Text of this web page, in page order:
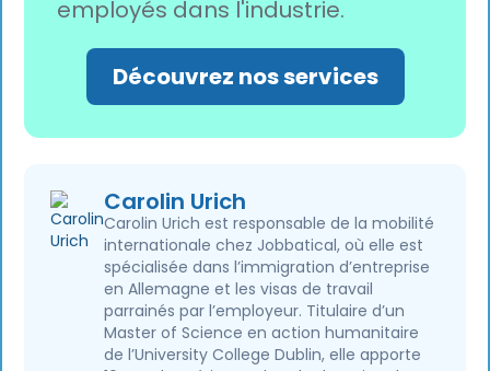
employés dans l'industrie.
Découvrez nos services
Carolin Urich
Carolin Urich est responsable de la mobilité
internationale chez Jobbatical, où elle est
spécialisée dans l’immigration d’entreprise
en Allemagne et les visas de travail
parrainés par l’employeur. Titulaire d’un
Master of Science en action humanitaire
de l’University College Dublin, elle apporte